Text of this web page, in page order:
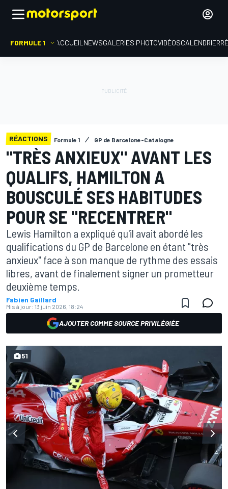
FORMULE 1 ACCUEIL NEWSGALERIES PHOTOVIDÉOSCALENDRIER
RÉACTIONS Formule 1 GP de Barcelone-Catalogne
"TRÈS ANXIEUX" AVANT LES
QUALIFS, HAMILTON A
BOUSCULÉ SES HABITUDES
POUR SE "RECENTRER"
Lewis Hamilton a expliqué qu'il avait abordé les
qualifications du GP de Barcelone en étant "très
anxieux" face à son manque de rythme des essais
libres, avant de finalement signer un prometteur
deuxième temps.
Fabien Gaillard
Mis à jour: 13 juin 2026, 18:24
AJOUTER COMME SOURCE PRIVILÉGIÉE
51